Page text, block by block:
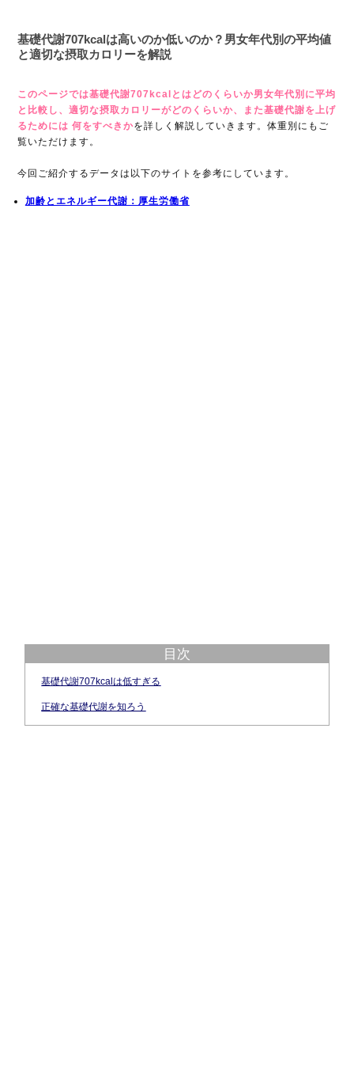
基礎代謝707kcalは高いのか低いのか？男女年代別の平均値
と適切な摂取カロリーを解説
このページでは基礎代謝707kcalとはどのくらいか男女年代別に平均
と比較し、適切な摂取カロリーがどのくらいか、また基礎代謝を上げ
るためには 何をすべきかを詳しく解説していきます。体重別にもご
覧いただけます。
今回ご紹介するデータは以下のサイトを参考にしています。
加齢とエネルギー代謝：厚生労働省
目次
基礎代謝707kcalは低すぎる
正確な基礎代謝を知ろう